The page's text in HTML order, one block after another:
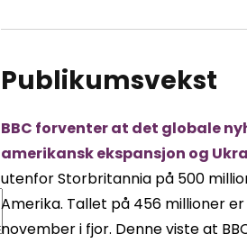
Publikumsvekst
BBC forventer at det globale
amerikansk ekspansjon og
utenfor Storbritannia på 500
Amerika. Tallet på 456 millioner
november i fjor. Denne viste at